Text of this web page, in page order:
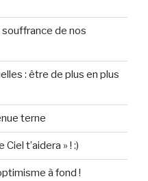
de nos
: être de plus en plus
terne
t’aidera » ! :)
à fond !